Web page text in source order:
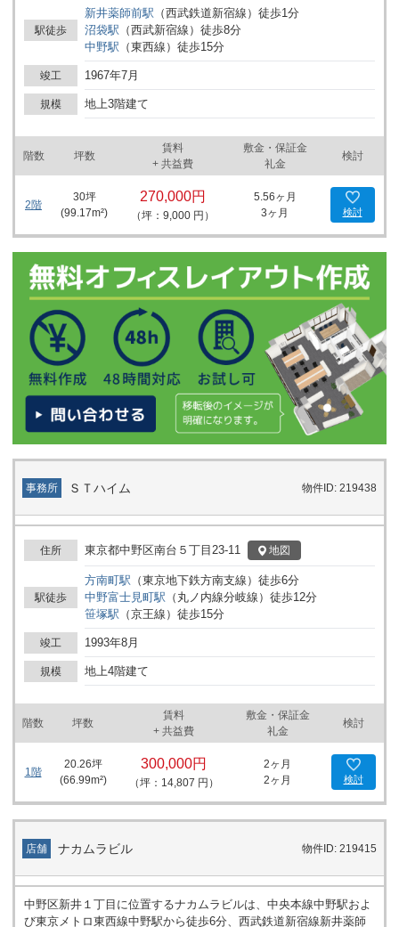
駅徒歩
新井薬師前駅 （西武鉄道新宿線 ） 徒歩1分
沼袋駅 （西武新宿線 ） 徒歩8分
中野駅 （東西線 ） 徒歩15分
竣工 1967年7月
規模 地上3階建て
階数 坪数
賃料
+ 共益費
敷金・保証金
礼金
検討
2階
30坪
(99.17m²)
270,000円
（坪：9,000 円）
5.56ヶ月
3ヶ月
検討
事務所 ＳＴハイム 物件ID: 219438
住所 東京都中野区南台５丁目23-11 地図
駅徒歩
方南町駅 （東京地下鉄方南支線 ） 徒歩6分
中野富士見町駅 （ 丸ノ内線分岐線 ） 徒歩12分
笹塚駅 （京王線 ） 徒歩15分
竣工 1993年8月
規模 地上4階建て
階数 坪数
賃料
+ 共益費
敷金・保証金
礼金
検討
1階
20.26坪
(66.99m²)
300,000円
（坪：14,807 円）
2ヶ月
2ヶ月
検討
店舗 ナカムラビル 物件ID: 219415
中野区新井１丁目に位置するナカムラビルは、中央本線中野駅およ
び東京メトロ東西線中野駅から徒歩6分、西武鉄道新宿線新井薬師